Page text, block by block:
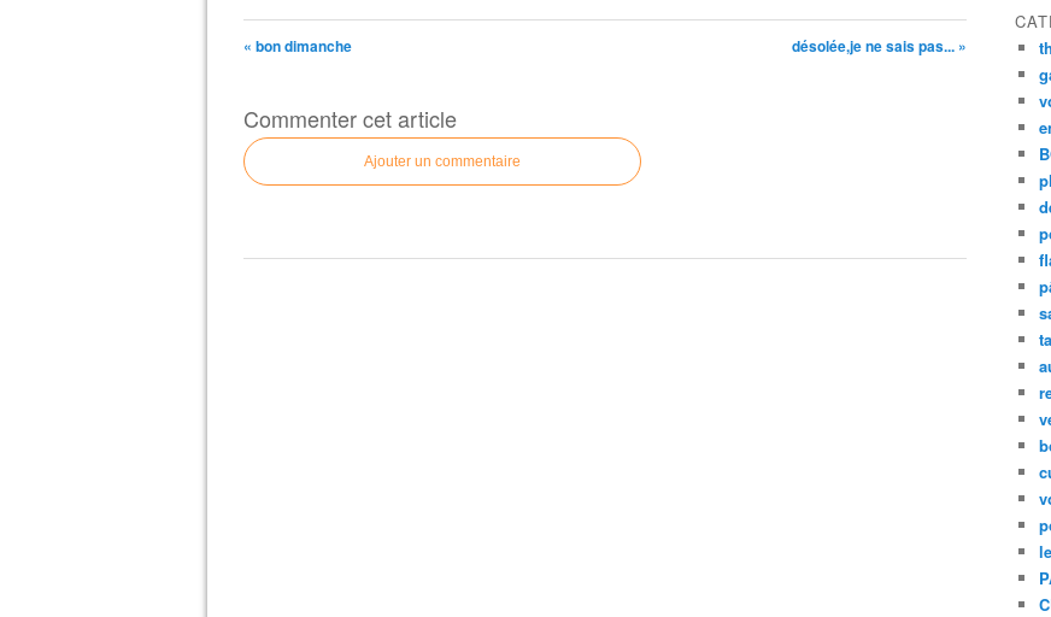
« bon dimanche désolée,je ne sais pas... »
Commenter cet article
Ajouter un commentaire